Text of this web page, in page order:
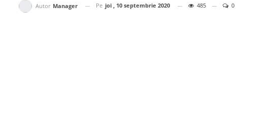
Autor Manager Pe joi , 10 septembrie 2020 485 0